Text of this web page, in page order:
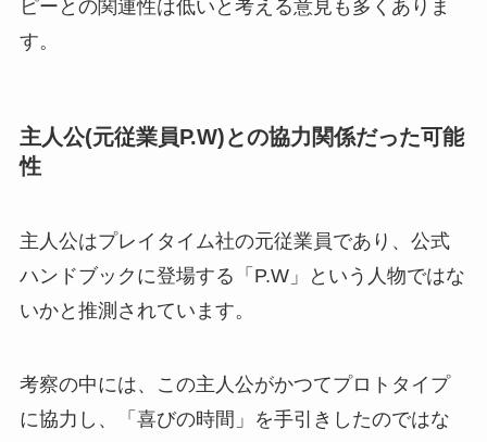
ピーとの関連性は低いと考える意見も多くありま
す。
主人公(元従業員P.W)との協力関係だった可能
性
主人公はプレイタイム社の元従業員であり、公式
ハンドブックに登場する「P.W」という人物ではな
いかと推測されています。
考察の中には、この主人公がかつてプロトタイプ
に協力し、「喜びの時間」を手引きしたのではな